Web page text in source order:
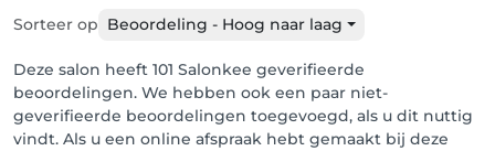
Sorteer op Beoordeling - Hoog naar laag
Deze salon heeft 101 Salonkee geverifieerde
beoordelingen. We hebben ook een paar niet-
geverifieerde beoordelingen toegevoegd, als u dit nuttig
vindt. Als u een online afspraak hebt gemaakt bij deze